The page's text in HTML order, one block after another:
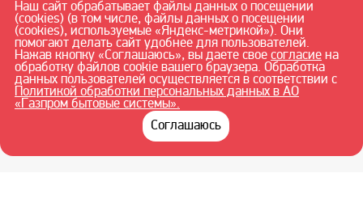
При полной или частичной перепечатке текстовых материалов в
darina.suобязательна.
ФИЛИАЛ АО «ГАЗПРОМ БЫТОВЫЕ СИСТЕМЫ» 2026
Наш сайт обрабатывает файлы данных о посещении
(cookies) (в том числе, файлы данных о посещении
(cookies), используемые «Яндекс-метрикой»). Они
помогают делать сайт удобнее для пользователей.
Нажав кнопку «Соглашаюсь», вы даете свое согласие на
обработку файлов cookie вашего браузера. Обработка
данных пользователей осуществляется в соответствии с
Политикой обработки персональных данных в АО
«Газпром бытовые системы».
Соглашаюсь